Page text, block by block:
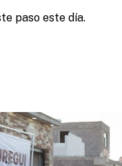
paso este día.